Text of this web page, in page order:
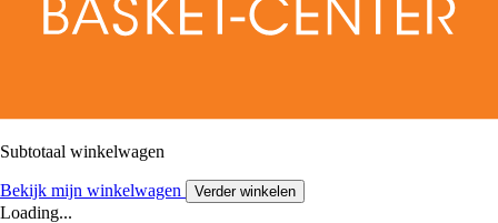
Subtotaal winkelwagen
Bekijk mijn winkelwagen Verder winkelen
Loading...